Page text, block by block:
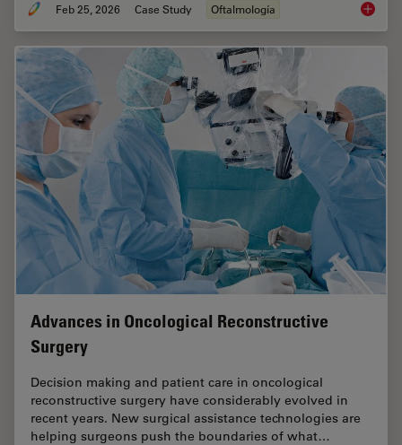
Feb 25, 2026 Case Study Oftalmología
Advances in Oncological Reconstructive
Surgery
Decision making and patient care in oncological
reconstructive surgery have considerably evolved in
recent years. New surgical assistance technologies are
helping surgeons push the boundaries of what…